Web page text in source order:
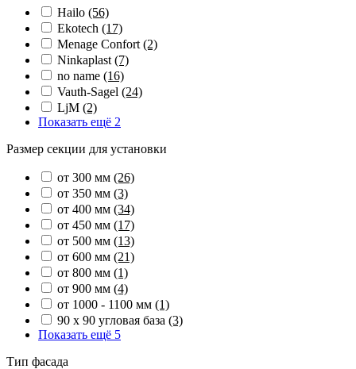
Hailo (56)
Ekotech (17)
Menage Confort (2)
Ninkaplast (7)
no name (16)
Vauth-Sagel (24)
LjM (2)
Показать ещё 2
Размер секции для установки
от 300 мм (26)
от 350 мм (3)
от 400 мм (34)
от 450 мм (17)
от 500 мм (13)
от 600 мм (21)
от 800 мм (1)
от 900 мм (4)
от 1000 - 1100 мм (1)
90 х 90 угловая база (3)
Показать ещё 5
Тип фасада